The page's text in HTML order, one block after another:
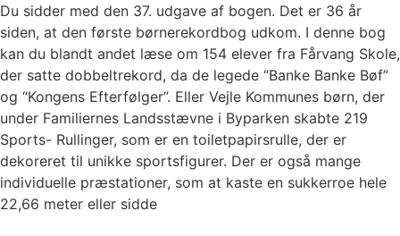
Du sidder med den 37. udgave af bogen. Det er 36 år
siden, at den første børnerekordbog udkom. I denne bog
kan du blandt andet læse om 154 elever fra Fårvang Skole,
der satte dobbeltrekord, da de legede “Banke Banke Bøf”
og “Kongens Efterfølger”. Eller Vejle Kommunes børn, der
under Familiernes Landsstævne i Byparken skabte 219
Sports- Rullinger, som er en toiletpapirsrulle, der er
dekoreret til unikke sportsfigurer. Der er også mange
individuelle præstationer, som at kaste en sukkerroe hele
22,66 meter eller sidde